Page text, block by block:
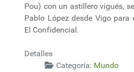
Pou) con un astillero vigués,
Pablo López desde Vigo para
El Confidencial.
Detalles
Categoría: Mundo